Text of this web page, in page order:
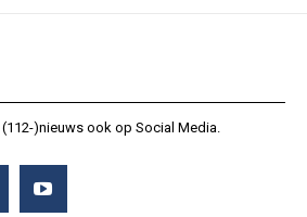
)nieuws ook op Social Media.